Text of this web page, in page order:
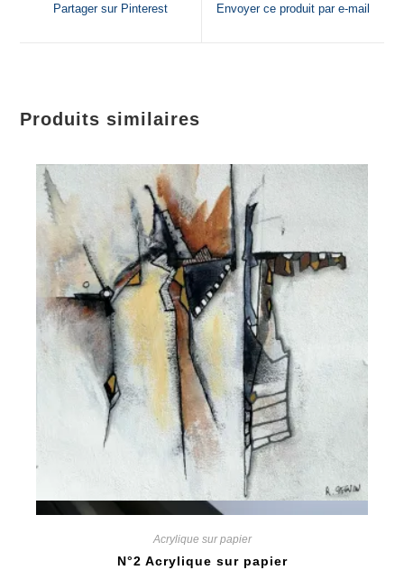
Partager sur Pinterest Envoyer ce produit par e-mail
Produits similaires
Vue rapide
Acrylique sur papier
N°2 Acrylique sur papier